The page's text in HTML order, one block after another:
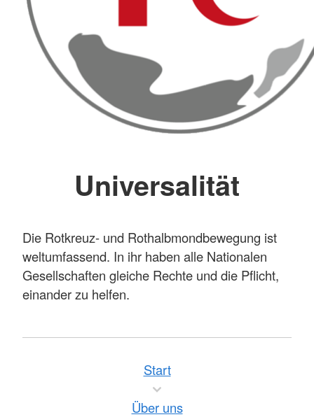
Universalität
Die Rotkreuz- und Rothalbmondbewegung ist
weltumfassend. In ihr haben alle Nationalen
Gesellschaften gleiche Rechte und die Pflicht,
einander zu helfen.
Start
Über uns